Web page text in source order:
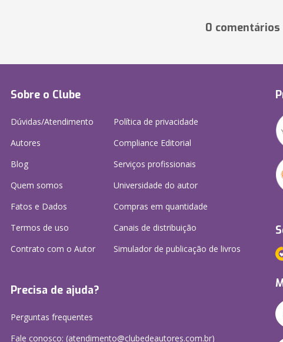
0 comentários
Sobre o Clube
Dúvidas/Atendimento
Autores
Blog
Quem somos
Fatos e Dados
Termos de uso
Contrato com o Autor
Política de privacidade
Compliance Editorial
Serviços profissionais
Universidade do autor
Compras em quantidade
Canais de distribuição
Simulador de publicação de livros
Precisa de ajuda?
Perguntas frequentes
Fale conosco: (atendimento@clubedeautores.com.br)